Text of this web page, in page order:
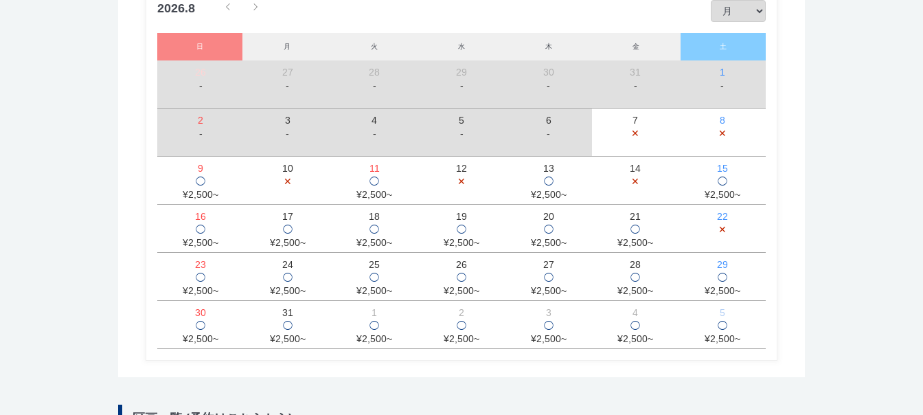
2026.8
日 月 火 水 木 金 土
26
-
27
-
28
-
29
-
30
-
31
-
1
-
2
-
3
-
4
-
5
-
6
-
7
✕
8
✕
9
◯
¥2,500~
10
✕
11
◯
¥2,500~
12
✕
13
◯
¥2,500~
14
✕
15
◯
¥2,500~
16
◯
¥2,500~
17
◯
¥2,500~
18
◯
¥2,500~
19
◯
¥2,500~
20
◯
¥2,500~
21
◯
¥2,500~
22
✕
23
◯
¥2,500~
24
◯
¥2,500~
25
◯
¥2,500~
26
◯
¥2,500~
27
◯
¥2,500~
28
◯
¥2,500~
29
◯
¥2,500~
30
◯
¥2,500~
31
◯
¥2,500~
1
◯
¥2,500~
2
◯
¥2,500~
3
◯
¥2,500~
4
◯
¥2,500~
5
◯
¥2,500~